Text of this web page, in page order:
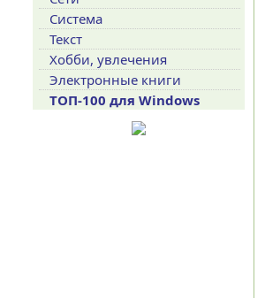
Система
Текст
Хобби, увлечения
Электронные книги
ТОП-100 для Windows